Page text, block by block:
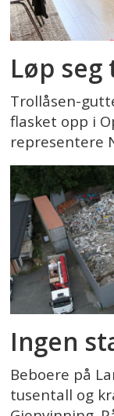
Løp seg
Trollåsen-
flasket opp i
representere
Ingen
Beboere på
tusentall og